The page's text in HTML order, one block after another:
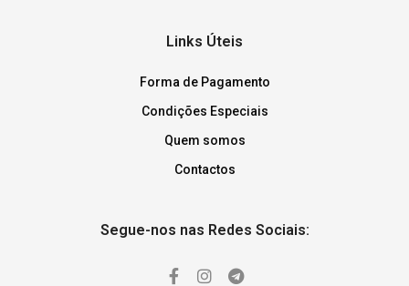
Links Úteis
Forma de Pagamento
Condições Especiais
Quem somos
Contactos
Segue-nos nas Redes Sociais: